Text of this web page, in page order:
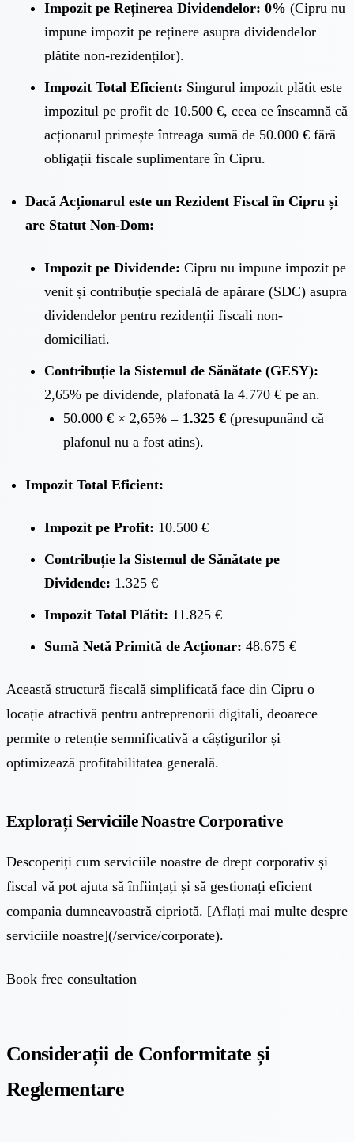
Impozit pe Reținerea Dividendelor: 0% (Cipru nu
impune impozit pe reținere asupra dividendelor
plătite non-rezidenților).
Impozit Total Eficient: Singurul impozit plătit este
impozitul pe profit de 10.500 €, ceea ce înseamnă că
acționarul primește întreaga sumă de 50.000 € fără
obligații fiscale suplimentare în Cipru.
Dacă Acționarul este un Rezident Fiscal în Cipru și
are Statut Non-Dom:
Impozit pe Dividende: Cipru nu impune impozit pe
venit și contribuție specială de apărare (SDC) asupra
dividendelor pentru rezidenții fiscali non-
domiciliati.
Contribuție la Sistemul de Sănătate (GESY):
2,65% pe dividende, plafonată la 4.770 € pe an.
50.000 € × 2,65% = 1.325 € (presupunând că
plafonul nu a fost atins).
Impozit Total Eficient:
Impozit pe Profit: 10.500 €
Contribuție la Sistemul de Sănătate pe
Dividende: 1.325 €
Impozit Total Plătit: 11.825 €
Sumă Netă Primită de Acționar: 48.675 €
Această structură fiscală simplificată face din Cipru o
locație atractivă pentru antreprenorii digitali, deoarece
permite o retenție semnificativă a câștigurilor și
optimizează profitabilitatea generală.
Explorați Serviciile Noastre Corporative
Descoperiți cum serviciile noastre de drept corporativ și
fiscal vă pot ajuta să înființați și să gestionați eficient
compania dumneavoastră cipriotă. [Aflați mai multe despre
serviciile noastre](/service/corporate).
Book free consultation
Considerații de Conformitate și
Reglementare